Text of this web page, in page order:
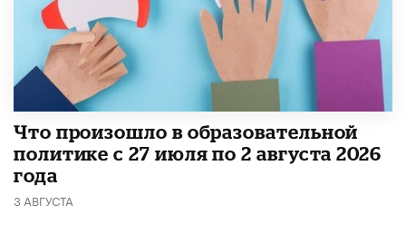
​Что произошло в образовательной
политике с 27 июля по 2 августа 2026
года
3 АВГУСТА